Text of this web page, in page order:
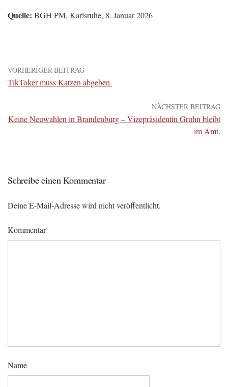
Quelle: BGH PM, Karlsruhe, 8. Januar 2026
VORHERIGER BEITRAG
TikToker muss Katzen abgeben.
NÄCHSTER BEITRAG
Keine Neuwahlen in Brandenburg – Vizepräsidentin Gruhn bleibt
im Amt.
Schreibe einen Kommentar
Deine E-Mail-Adresse wird nicht veröffentlicht.
Kommentar
Name